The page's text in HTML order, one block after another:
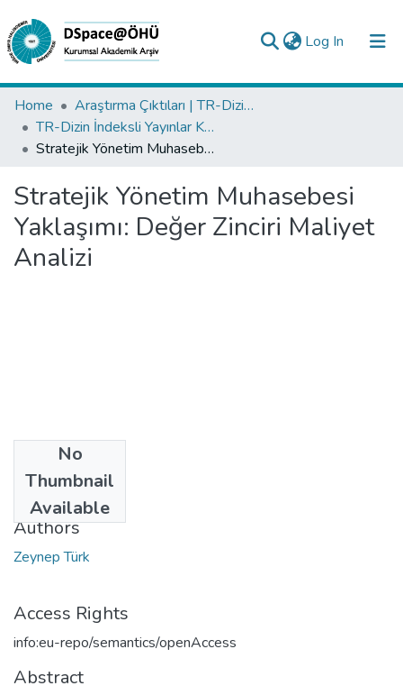
Log In (current)
Collections
All of DSpace
Analyze
Request/Question
Home
Araştırma Çıktıları | TR-Dizin | WoS | Scopus | PubMed
TR-Dizin İndeksli Yayınlar Koleksiyonu
Stratejik Yönetim Muhasebesi Yaklaşımı: Değer Zinciri Maliyet Analizi
Stratejik Yönetim Muhasebesi
Yaklaşımı: Değer Zinciri Maliyet
Analizi
No
Thumbnail
Available
2004
Authors
Zeynep Türk
Access Rights
info:eu-repo/semantics/openAccess
Abstract